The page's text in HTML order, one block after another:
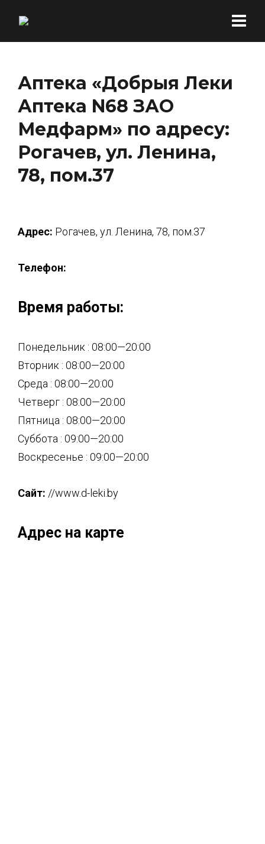
Аптека «Добрыя Леки
Аптека N68 ЗАО
Медфарм» по адресу:
Рогачев, ул. Ленина,
78, пом.37
Адрес: Рогачев, ул. Ленина, 78, пом.37
Телефон:
Время работы:
Понедельник : 08:00—20:00
Вторник : 08:00—20:00
Среда : 08:00—20:00
Четверг : 08:00—20:00
Пятница : 08:00—20:00
Суббота : 09:00—20:00
Воскресенье : 09:00—20:00
Сайт: //www.d-leki.by
Адрес на карте